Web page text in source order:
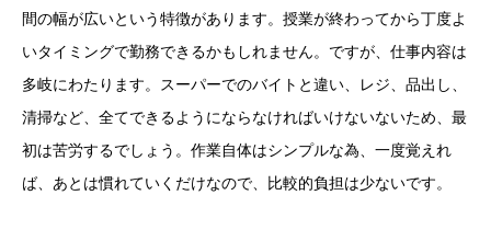
間の幅が広いという特徴があります。授業が終わってから丁度よ
いタイミングで勤務できるかもしれません。ですが、仕事内容は
多岐にわたります。スーパーでのバイトと違い、レジ、品出し、
清掃など、全てできるようにならなければいけないないため、最
初は苦労するでしょう。作業自体はシンプルな為、一度覚えれ
ば、あとは慣れていくだけなので、比較的負担は少ないです。